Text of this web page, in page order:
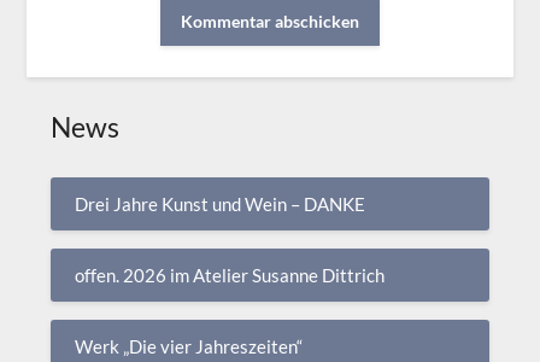
News
Drei Jahre Kunst und Wein – DANKE
offen. 2026 im Atelier Susanne Dittrich
Werk „Die vier Jahreszeiten“